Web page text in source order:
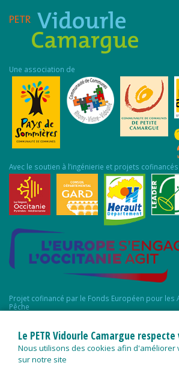
Une association de
Avec le soutien à l’ingénierie et projets
Projet cofinancé par le Fonds Européen pour les
Pêche
Le PETR Vidourle Camargue
Nous utilisons des cookies afin d'améliorer
sur notre site